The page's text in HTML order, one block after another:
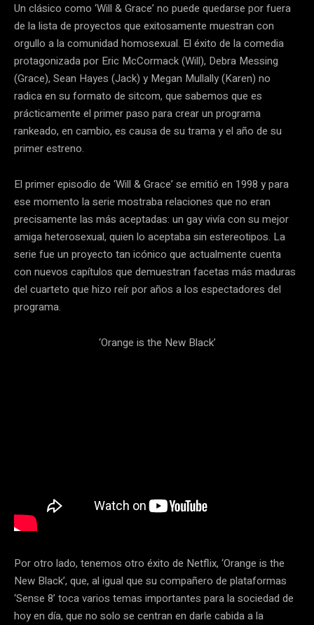
Un clásico como ‘Will & Grace’ no puede quedarse por fuera
de la lista de proyectos que exitosamente muestran con
orgullo a la comunidad homosexual. El éxito de la comedia
protagonizada por Eric McCormack (Will), Debra Messing
(Grace), Sean Hayes (Jack) y Megan Mullally (Karen) no
radica en su formato de sitcom, que sabemos que es
prácticamente el primer paso para crear un programa
rankeado, en cambio, es causa de su trama y el año de su
primer estreno.
El primer episodio de ‘Will & Grace’ se emitió en 1998 y para
ese momento la serie mostraba relaciones que no eran
precisamente las más aceptadas: un gay vivía con su mejor
amiga heterosexual, quien lo aceptaba sin estereotipos. La
serie fue un proyecto tan icónico que actualmente cuenta
con nuevos capítulos que demuestran facetas más maduras
del cuarteto que hizo reír por años a los espectadores del
programa.
‘Orange is the New Black’
Por otro lado, tenemos otro éxito de Netflix, ‘Orange is the
New Black’, que, al igual que su compañero de plataformas
‘Sense 8’ toca varios temas importantes para la sociedad de
hoy en día, que no solo se centran en darle cabida a la